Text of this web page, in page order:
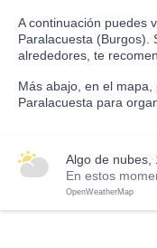
A continuación puedes
Paralacuesta (Burgos).
alrededores, te
Más abajo, en el
Paralacuesta para
algo de nubes,
En estos
OpenWeatherMap